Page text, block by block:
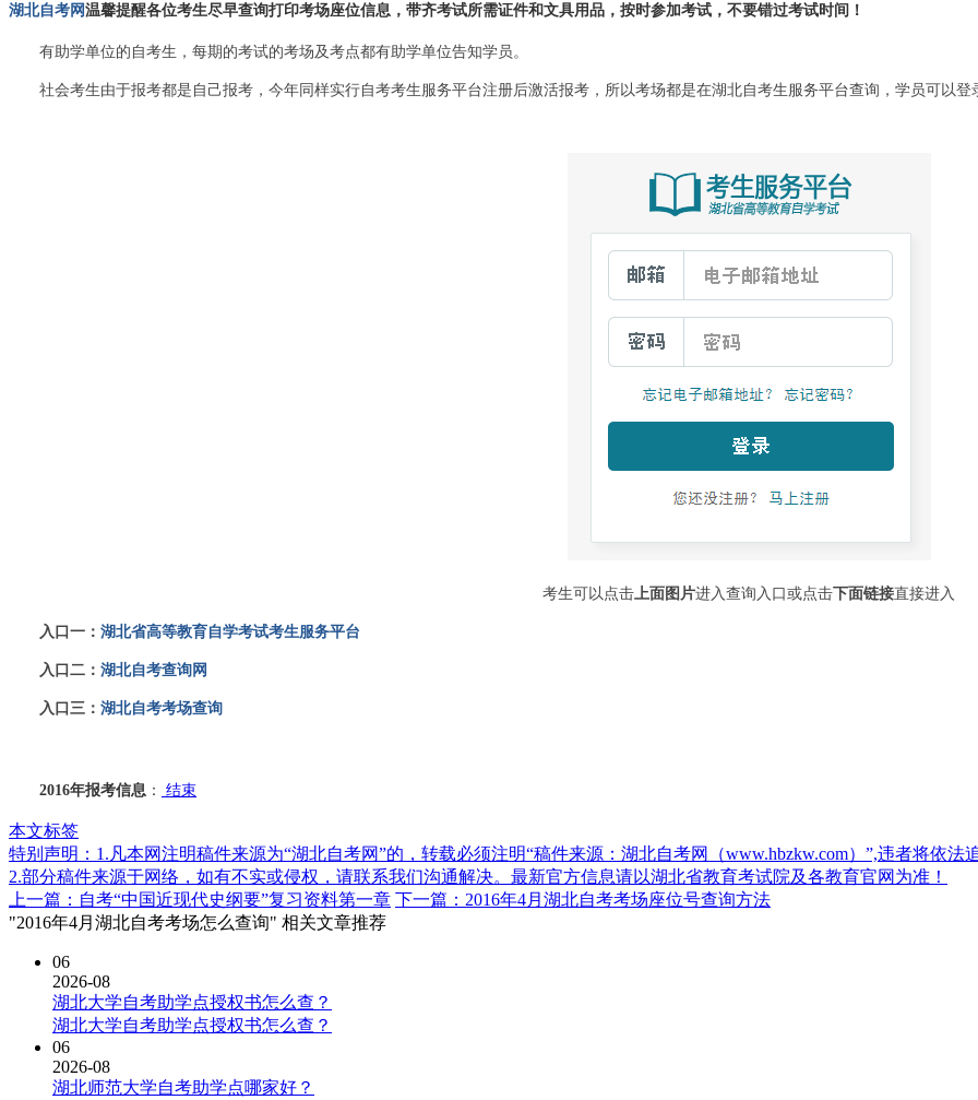
湖北自考网温馨提醒各位考生尽早查询打印考场座位信息，带齐考试所需证件和文具用品，按时参加考试，不要错过考试时间！
有助学单位的自考生，每期的考试的考场及考点都有助学单位告知学员。
社会考生由于报考都是自己报考，今年同样实行自考考生服务平台注册后激活报考，所以考场都是在湖北自考生服务平台查询，学员可以登
考生可以点击上面图片进入查询入口或点击下面链接直接进入
入口一： 湖北省高等教育自学考试考生服务平台
入口二： 湖北自考查询网
入口三： 湖北自考考场查询
2016年报考信息 ： 结束
本文标签
特别声明：1.凡本网注明稿件来源为“湖北自考网”的，转载必须注明“稿件来源：湖北自考网（www.hbzkw.com）”,违者将依法
2.部分稿件来源于网络，如有不实或侵权，请联系我们沟通解决。最新官方信息请以湖北省教育考试院及各教育官网为准！
上一篇：自考“中国近现代史纲要”复习资料第一章 下一篇：2016年4月湖北自考考场座位号查询方法
"2016年4月湖北自考考场怎么查询" 相关文章推荐
06
2026-08
湖北大学自考助学点授权书怎么查？
湖北大学自考助学点授权书怎么查？
06
2026-08
湖北师范大学自考助学点哪家好？